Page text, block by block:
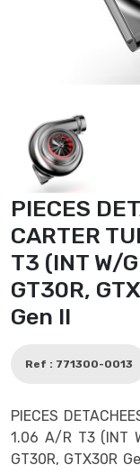
PIECES
CARTER
T3 (INT W/
GT30R,
Gen II
Ref : 771300-0013
PIECES
1.06 A/R T3 (INT
GT30R, GTX30R